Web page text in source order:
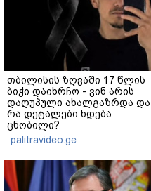
თბილისის ზღვაში 17 წლის
ბიჭი დაიხრჩო - ვინ არის
დაღუპული ახალგაზრდა და
რა დეტალები ხდება
ცნობილი?
palitravideo.ge